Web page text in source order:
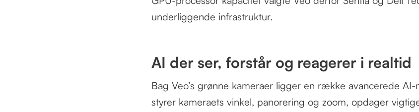
underliggende infrastruktur.
AI der ser, forstår og reagerer i realtid
Bag Veo’s grønne kameraer ligger en række avancerede
styrer kameraets vinkel, panorering og zoom, opdager